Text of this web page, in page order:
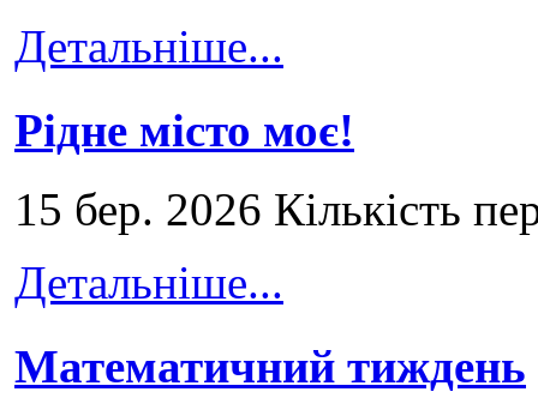
Детальніше...
Рідне місто моє!
15 бер. 2026 Кількість
Детальніше...
Математичний тиждень